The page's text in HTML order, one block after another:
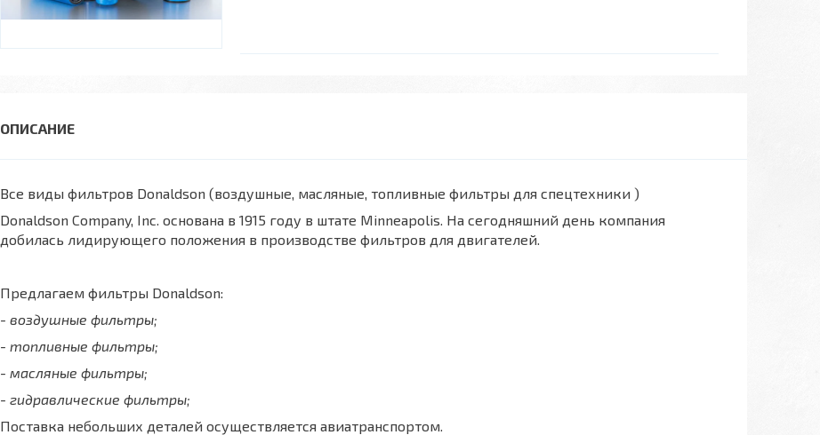
Все виды фильтров Donaldson (воздушные, масляные, топливные фильтры для спецтехники )
Donaldson Company, Inc. основана в 1915 году в штате Minneapolis. На сегодняшний день компания
добилась лидирующего положения в производстве фильтров для двигателей.
Предлагаем фильтры Donaldson:
- воздушные фильтры;
- топливные фильтры;
- масляные фильтры;
- гидравлические фильтры;
Поставка небольших деталей осуществляется авиатранспортом.